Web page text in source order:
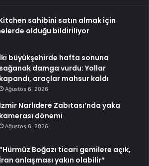
Kitchen sahibini satın almak için
olduğu bildiriliyor
İki büyükşehirde hafta sonuna
sağanak damga vurdu: Yollar
kapandı, araçlar mahsur kaldı
Ağustos 6, 2026
İzmir Narlıdere Zabıtası’nda yaka
kamerası dönemi
Ağustos 6, 2026
Boğazı ticari gemilere açık,
İran anlaşması yakın olabilir”